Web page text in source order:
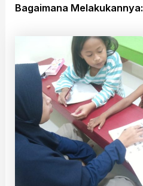
Bagaimana Melakukannya: